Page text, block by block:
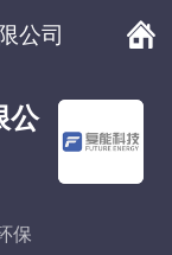
公司
公
保